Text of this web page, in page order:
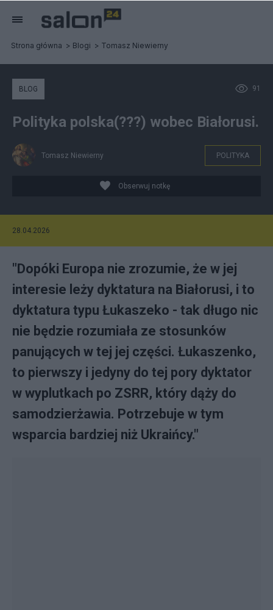
Strona główna Blogi Tomasz Niewierny
91
BLOG
Polityka polska(???) wobec Białorusi.
Tomasz Niewierny POLITYKA
Obserwuj notkę
28.04.2026
"Dopóki Europa nie zrozumie, że w jej
interesie leży dyktatura na Białorusi, i to
dyktatura typu Łukaszeko - tak długo nic
nie będzie rozumiała ze stosunków
panujących w tej jej części. Łukaszenko,
to pierwszy i jedyny do tej pory dyktator
w wyplutkach po ZSRR, który dąży do
samodzierżawia. Potrzebuje w tym
wsparcia bardziej niż Ukraińcy."